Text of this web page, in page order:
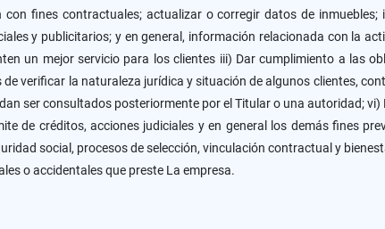
fines contractuales; actualizar o corregir datos de
y publicitarios; y en general, información relacionada con la
un mejor servicio para los clientes iii) Dar cumplimiento a las
verificar la naturaleza jurídica y situación de algunos clientes,
ser consultados posteriormente por el Titular o una autoridad;
de créditos, acciones judiciales y en general los demás fines
social, procesos de selección, vinculación contractual y
o accidentales que preste La empresa.